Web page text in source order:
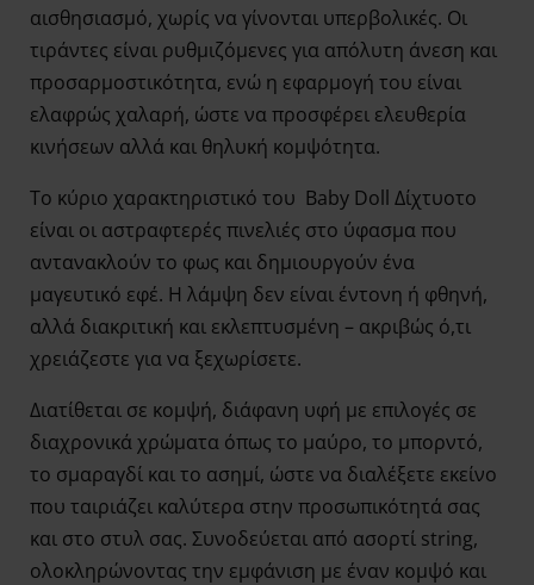
αισθησιασμό, χωρίς να γίνονται υπερβολικές. Οι
τιράντες είναι ρυθμιζόμενες για απόλυτη άνεση και
προσαρμοστικότητα, ενώ η εφαρμογή του είναι
ελαφρώς χαλαρή, ώστε να προσφέρει ελευθερία
κινήσεων αλλά και θηλυκή κομψότητα.
Το κύριο χαρακτηριστικό του Baby Doll Δίχτυοτο
είναι οι αστραφτερές πινελιές στο ύφασμα που
αντανακλούν το φως και δημιουργούν ένα
μαγευτικό εφέ. Η λάμψη δεν είναι έντονη ή φθηνή,
αλλά διακριτική και εκλεπτυσμένη – ακριβώς ό,τι
χρειάζεστε για να ξεχωρίσετε.
Διατίθεται σε κομψή, διάφανη υφή με επιλογές σε
διαχρονικά χρώματα όπως το μαύρο, το μπορντό,
το σμαραγδί και το ασημί, ώστε να διαλέξετε εκείνο
που ταιριάζει καλύτερα στην προσωπικότητά σας
και στο στυλ σας. Συνοδεύεται από ασορτί string,
ολοκληρώνοντας την εμφάνιση με έναν κομψό και